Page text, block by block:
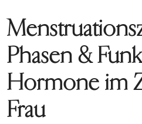
Phasen &
Hormone im
Frau